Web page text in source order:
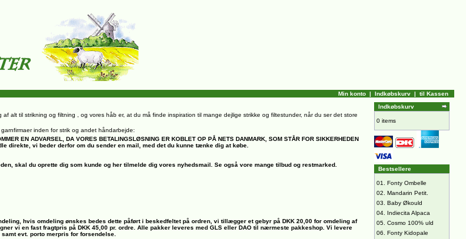
Min konto | Indkøbskurv | til Kassen
alt til strikning og filtning , og vores håb er, at du må finde inspiration til mange dejlige strikke og filtestunder, når du ser det store
inden for strik og andet håndarbejde:
EN ADVARSEL, DA VORES BETALINGSLØSNING ER KOBLET OP PÅ NETS DANMARK, SOM STÅR FOR SIKKERHEDEN
direkte, vi beder derfor om du sender en mail, med det du kunne tænke dig at købe.
skal du oprette dig som kunde og her tilmelde dig vores nyhedsmail.
Se også vore mange tilbud og restmarked.
hvis omdeling ønskes bedes dette påført i beskedfeltet på ordren, vi tillægger et gebyr på DKK 20,00 for omdeling af
vi en fast fragtpris på DKK 45,00 pr. ordre. Alle pakker leveres med GLS eller DAO til nærmeste pakkeshop. Vi levere
evt. porto merpris for forsendelse.
Indkøbskurv
0 items
Bestsellere
01. Fonty Ombelle
02. Mandarin Petit.
03. Baby Økould
04. Indiecita Alpaca
05. Cosmo 100% uld
06. Fonty Kidopale